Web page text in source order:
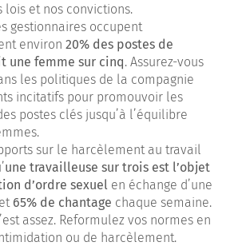
lois et nos convictions.
gestionnaires occupent
environ 20% des postes de
une femme sur cinq. Assurez-vous
les politiques de la compagnie
incitatifs pour promouvoir les
postes clés jusqu’à l’équilibre
sur le harcèlement au travail
une travailleuse sur trois est l’objet
d’ordre sexuel en échange d’une
65% de chantage chaque semaine.
assez. Reformulez vos normes en
ou de harcèlement.